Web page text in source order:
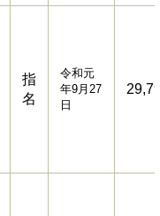
指
名
令和元
年9月27
日